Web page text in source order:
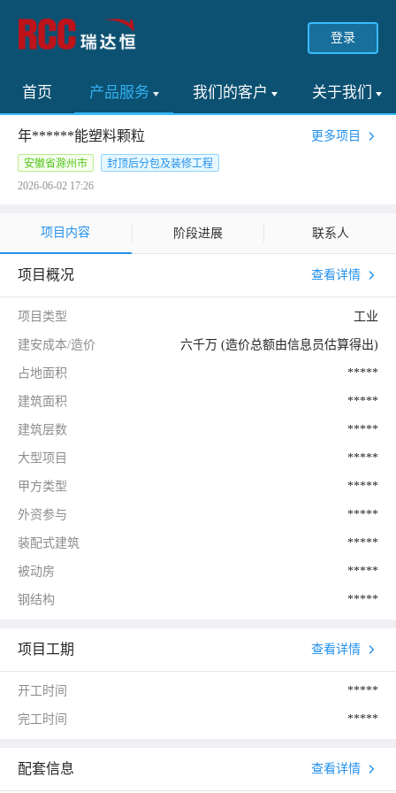
登录
首页 产品服务 我们的客户 关于我们
年******能塑料颗粒 更多项目
安徽省滁州市
封顶后分包及装修工程
2026-06-02 17:26
项目内容 阶段进展 联系人
项目概况 查看详情
项目类型 工业
建安成本/造价 六千万 (造价总额由信息员估算得出)
占地面积 *****
建筑面积 *****
建筑层数 *****
大型项目 *****
甲方类型 *****
外资参与 *****
装配式建筑 *****
被动房 *****
钢结构 *****
项目工期 查看详情
开工时间 *****
完工时间 *****
配套信息 查看详情